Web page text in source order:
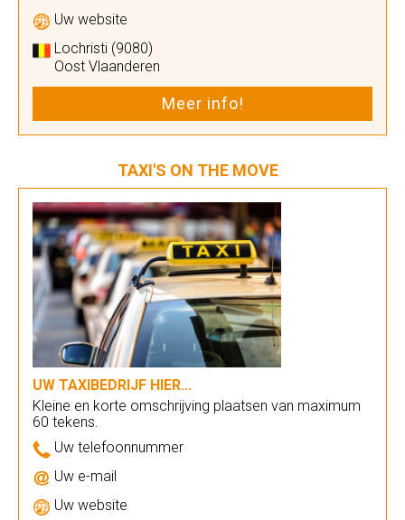
Uw website
Lochristi (9080)
Oost Vlaanderen
Meer info!
TAXI'S ON THE MOVE
UW TAXIBEDRIJF HIER...
Kleine en korte omschrijving plaatsen van maximum
60 tekens.
Uw telefoonnummer
Uw e-mail
Uw website